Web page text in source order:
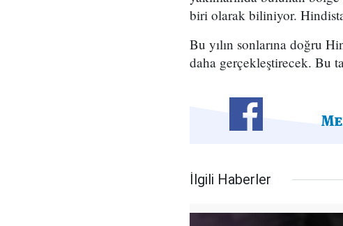
biri olarak biliniyor.
Bu yılın sonlarına doğru
daha gerçekleştirecek. Bu
İlgili Haberler